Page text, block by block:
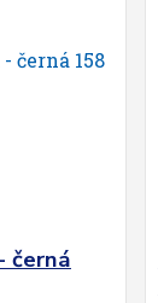
černá